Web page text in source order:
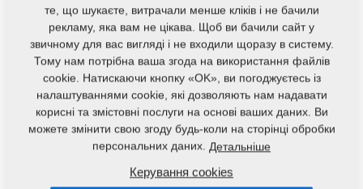
Початковий каталоговий номер:
те, що шукаєте, витрачали менше кліків і не бачили
рекламу, яка вам не цікава. Щоб ви бачили сайт у
звичному для вас вигляді і не входили щоразу в систему.
Тому нам потрібна ваша згода на використання файлів
cookie. Натискаючи кнопку «OK», ви погоджуєтесь із
налаштуваннями cookie, які дозволяють нам надавати
корисні та змістовні послуги на основі ваших даних. Ви
можете змінити свою згоду будь-коли на сторінці обробки
персональних даних. Детальніше
Керування cookies